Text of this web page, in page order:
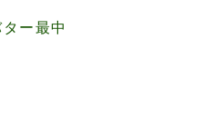
ー最中